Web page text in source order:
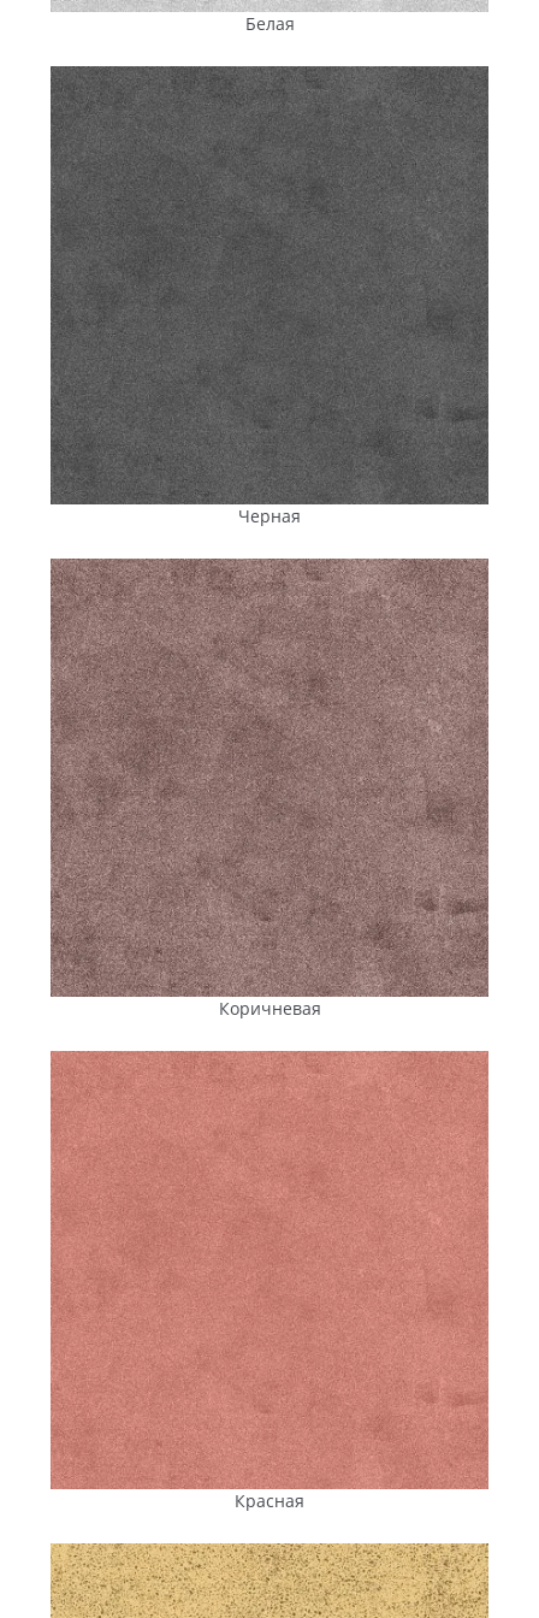
200 циклов замерзания и оттаивания без
разрушений, что критично для переменчивых
Гидрофобизирующие компоненты равномерно
распределяются по всей толщинеизделия. Это
защищаетплиткуот влаги, препятствует
образованию высолов и продлевает срок службы
покрытия
Пигменты Bayferrox® (Lanxess, Германия)
сохраняют насыщенность и стабильностьцвета
даже при длительном воздействии солнца, осадков,
химических веществ и механических факторов.
Производственный процесс автоматизирован:
дозирование, формование, вибропрессование
выполняются на современном оборудовании. Назаводе
действует постоянный лабораторный контроль. Такой
подход обеспечивает стабильноекачество каждой
партиибрусчатки и тротуарной плиткиANYFEM®,
поставляемой вПервомайски регион.
Доставка и логистика:
быстро, удобно, экономично
Купить тротуарную плитку в Первомайскевыгодно и
удобно, когда вы выбираете «Энифем» — мы предлагаем
свою продукцию по доступной конкурентноспособной
цене, а поставка осуществляется напрямую сзавода«ПІК
ПК» в Вознесенске. Расположение производства в
пределах Николаевскойобластипозволяет оперативно
организовывать доставку вПервомайски соседние
районы, снижая транспортные расходы.
Грузовые автомобили, которые мы используем для
перевозки тротуарной плитки и брусчатки, оснащены
кранами-манипуляторами. Это дает возможность
выгружать плитку непосредственно на объект,
независимо от размеров площадки и ее расположения:
дворемногоквартирного жилогодома, на территории
предприятия, в частном секторе. Дополнительная
техника или привлечение рабочей силы для разгрузки
Слаженная логистика обеспечивает четкое соблюдение
сроков поставки. Это особенно важно для масштабных
муниципальных и коммерческих проектов, где задержка
может повлиять на соблюдение графика работ. С
«Энифем» вы получаете материал точно в срок, в
необходимом объеме и можете тут же приступать к
монтажу.
Ассортимент и свойства
«Энифем»
Ассортимент ANYFEM® позволяет подобрать
оптимальное решение для любых задач: от мощения
дворови пешеходныхтропинокдо обустройства
площадей с интенсивной нагрузкой.
Тротуарная плитка «Австрийский брук».
Трапециевидные элементы этой коллекции
идеально подходят для создания радиальных
разные размеры и оттенки, можно формировать
выразительныедорожкии зоны отдыха в парках и
скверах, создавать эстетичные пространства во
Белая
Черная
Коричневая
Красная